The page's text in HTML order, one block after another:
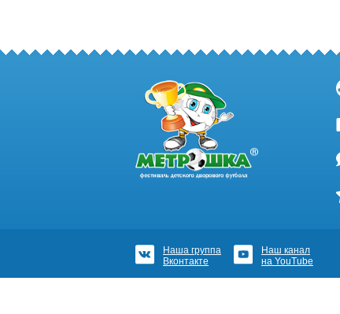
Наша группа
Вконтакте
Наш канал
на YouTube